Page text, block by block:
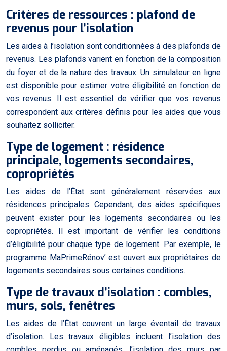
Critères de ressources : plafond de
revenus pour l’isolation
Les aides à l’isolation sont conditionnées à des plafonds de
revenus. Les plafonds varient en fonction de la composition
du foyer et de la nature des travaux. Un simulateur en ligne
est disponible pour estimer votre éligibilité en fonction de
vos revenus. Il est essentiel de vérifier que vos revenus
correspondent aux critères définis pour les aides que vous
souhaitez solliciter.
Type de logement : résidence
principale, logements secondaires,
copropriétés
Les aides de l’État sont généralement réservées aux
résidences principales. Cependant, des aides spécifiques
peuvent exister pour les logements secondaires ou les
copropriétés. Il est important de vérifier les conditions
d’éligibilité pour chaque type de logement. Par exemple, le
programme MaPrimeRénov’ est ouvert aux propriétaires de
logements secondaires sous certaines conditions.
Type de travaux d’isolation : combles,
murs, sols, fenêtres
Les aides de l’État couvrent un large éventail de travaux
d’isolation. Les travaux éligibles incluent l’isolation des